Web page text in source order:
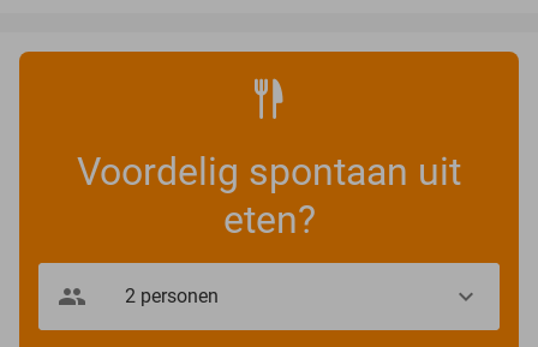
Voordelig spontaan uit
eten?